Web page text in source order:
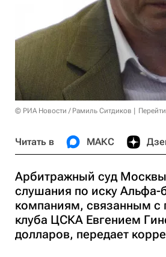
© РИА Новости / Рамиль Ситдиков
Читать в МАКС
Арбитражный суд
слушания по иску Альфа-
компаниям, связанным с
клуба ЦСКА Евгением
долларов, передает